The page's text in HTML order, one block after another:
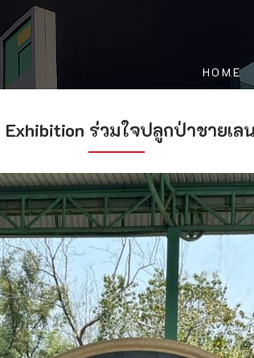
HOME
Exhibition ร่วมใจปลูกป่าชายเลน